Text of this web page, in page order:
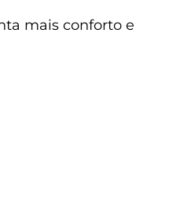
mais conforto e